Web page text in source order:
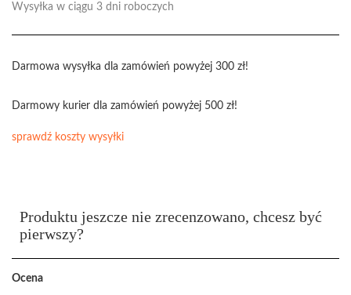
Wysyłka w ciągu 3 dni roboczych
Darmowa wysyłka dla zamówień powyżej 300 zł!
Darmowy kurier dla zamówień powyżej 500 zł!
sprawdź koszty wysyłki
Produktu jeszcze nie zrecenzowano, chcesz być
pierwszy?
Ocena